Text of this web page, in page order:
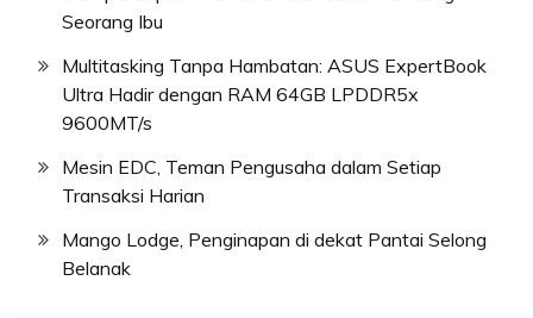
Seorang Ibu
Multitasking Tanpa Hambatan: ASUS ExpertBook
Ultra Hadir dengan RAM 64GB LPDDR5x
9600MT/s
Mesin EDC, Teman Pengusaha dalam Setiap
Transaksi Harian
Mango Lodge, Penginapan di dekat Pantai Selong
Belanak